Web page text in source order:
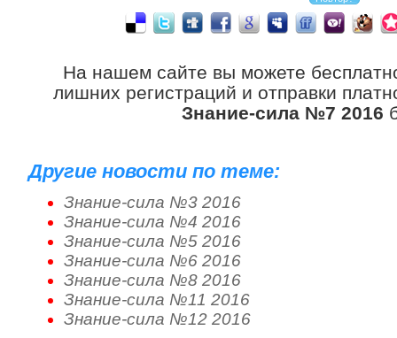
На нашем сайте вы можете
лишних регистраций и отправки
Знание-сила №7 2016
Другие новости по теме:
Знание-сила №3 2016
Знание-сила №4 2016
Знание-сила №5 2016
Знание-сила №6 2016
Знание-сила №8 2016
Знание-сила №11 2016
Знание-сила №12 2016